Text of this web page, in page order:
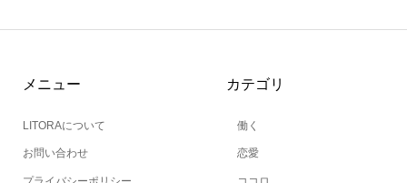
メニュー
LITORAについて
お問い合わせ
カテゴリ
働く
恋愛